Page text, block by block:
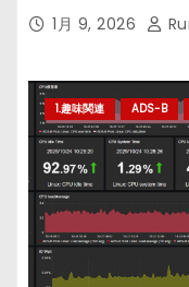
1月 9, 2026
1.趣味関連 ADS-B